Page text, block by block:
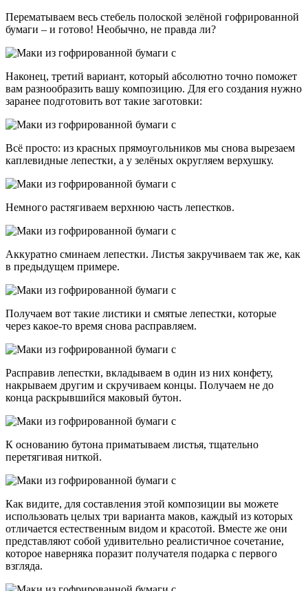
Перематываем весь стебель полоской зелёной гофрированной
бумаги – и готово! Необычно, не правда ли?
Наконец, третий вариант, который абсолютно точно поможет
вам разнообразить вашу композицию. Для его создания нужно
заранее подготовить вот такие заготовки:
Всё просто: из красных прямоугольников мы снова вырезаем
каплевидные лепестки, а у зелёных округляем верхушку.
Немного растягиваем верхнюю часть лепестков.
Аккуратно сминаем лепестки. Листья закручиваем так же, как
в предыдущем примере.
Получаем вот такие листики и смятые лепестки, которые
через какое-то время снова расправляем.
Расправив лепестки, вкладываем в один из них конфету,
накрываем другим и скручиваем концы. Получаем не до
конца раскрывшийся маковый бутон.
К основанию бутона приматываем листья, тщательно
перетягивая ниткой.
Как видите, для составления этой композиции вы можете
использовать целых три варианта маков, каждый из которых
отличается естественным видом и красотой. Вместе же они
представляют собой удивительно реалистичное сочетание,
которое наверняка поразит получателя подарка с первого
взгляда.